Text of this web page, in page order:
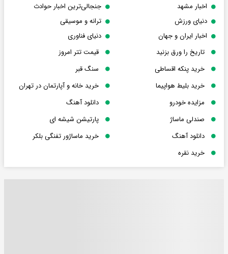
اخبار مشهد
جنجالی‌ترین اخبار حوادث
دنیای ورزش
ترانه و موسیقی
اخبار ایران و جهان
دنیای فناوری
تاریخ را ورق بزنید
قیمت تتر امروز
خرید پنکه اقساطی
سنگ قبر
خرید بلیط هواپیما
خرید خانه و آپارتمان در تهران
مزایده خودرو
دانلود آهنگ
صندلی ماساژ
پارتیشن شیشه ای
دانلود آهنگ
خرید ماساژور تفنگی بلکر
خرید نقره